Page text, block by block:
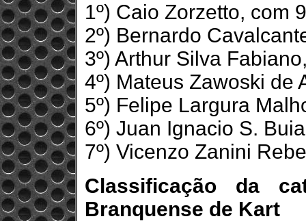
1º) Caio Zorzetto, com
2º) Bernardo
3º) Arthur Silva
4º) Mateus Zawoski de
5º) Felipe Largura
6º) Juan Ignacio S.
7º) Vicenzo Zanini
Classificação da
Branquense de Kart